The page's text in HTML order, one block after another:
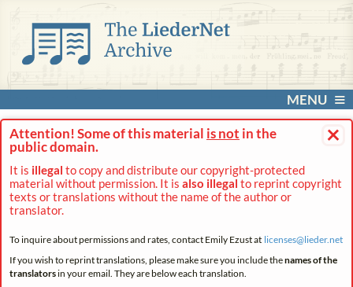
MENU
×
Attention! Some of this material is not in the
public domain.
It is illegal to copy and distribute our copyright-protected
material without permission. It is also illegal to reprint copyright
texts or translations without the name of the author or
translator.
To inquire about permissions and rates, contact Emily Ezust at licenses@lieder.net
If you wish to reprint translations, please make sure you include thenames of the
translatorsin your email. They are below each translation.